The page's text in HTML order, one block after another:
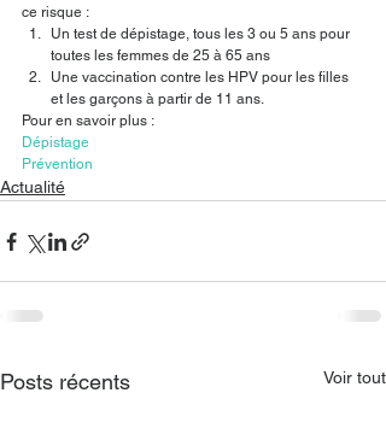
ce risque :
Un test de dépistage, tous les 3 ou 5 ans pour
toutes les femmes de 25 à 65 ans
Une vaccination contre les HPV pour les filles
et les garçons à partir de 11 ans.
Pour en savoir plus :
Dépistage
Prévention
Actualité
Posts récents Voir tout